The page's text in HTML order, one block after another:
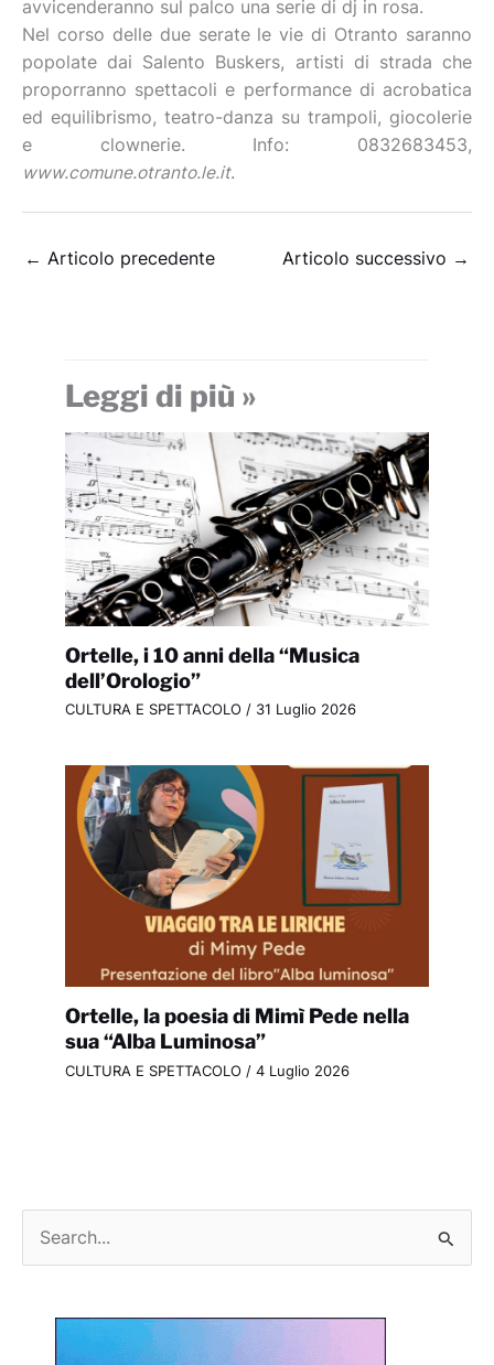
avvicenderanno sul palco una serie di dj in rosa.
Nel corso delle due serate le vie di Otranto saranno
popolate dai Salento Buskers, artisti di strada che
proporranno spettacoli e performance di acrobatica
ed equilibrismo, teatro-danza su trampoli, giocolerie
e clownerie. Info: 0832683453,
www.comune.otranto.le.it.
← Articolo precedente Articolo successivo →
Leggi di più »
Ortelle, i 10 anni della “Musica
dell’Orologio”
CULTURA E SPETTACOLO / 31 Luglio 2026
Ortelle, la poesia di Mimì Pede nella
sua “Alba Luminosa”
CULTURA E SPETTACOLO / 4 Luglio 2026